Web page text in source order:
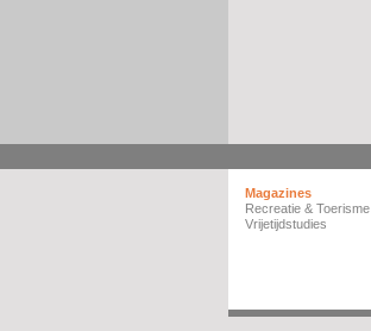
Magazines
Recreatie & Toerisme
Vrijetijdstudies